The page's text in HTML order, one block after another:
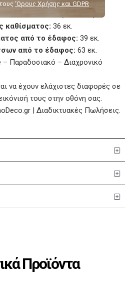
χυτοσίδηρο
καθίσματος: 36 εκ.
από το έδαφος: 39 εκ.
από το έδαφος: 63 εκ.
– Παραδοσιακό – Διαχρονικό
να έχουν ελάχιστες διαφορές σε
τους στην οθόνη σας.
| Διαδικτυακές Πωλήσεις.
Προϊόντα
‘Ορους Χρήσης και GDPR